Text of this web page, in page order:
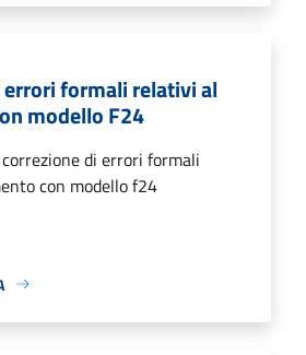
errori formali relativi al
modello F24
di errori formali
con modello f24